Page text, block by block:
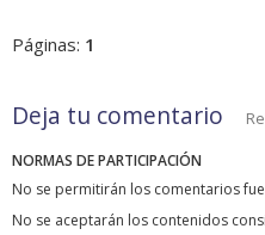
Páginas: 1
Deja tu comentario
NORMAS DE PARTICIPACIÓN
No se permitirán los comentarios
No se aceptarán los contenidos